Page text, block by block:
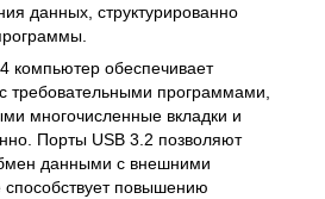
данных, структурированно
компьютер обеспечивает
требовательными программами,
многочисленные вкладки и
Порты USB 3.2 позволяют
данными с внешними
способствует повышению